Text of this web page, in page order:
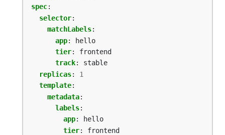
spec:
selector:
matchLabels:
app:
hello
tier:
frontend
track:
stable
replicas:
1
template:
metadata:
labels:
app:
hello
tier:
frontend